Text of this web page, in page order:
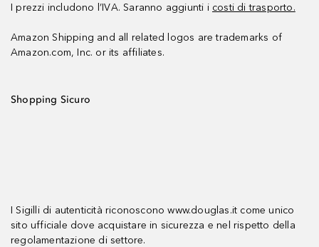
I prezzi includono l’IVA. Saranno aggiunti i costi di trasporto.
Amazon Shipping and all related logos are trademarks of
Amazon.com, Inc. or its affiliates.
Shopping Sicuro
I Sigilli di autenticità riconoscono www.douglas.it come unico
sito ufficiale dove acquistare in sicurezza e nel rispetto della
regolamentazione di settore.